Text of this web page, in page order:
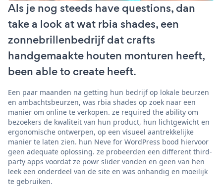
Als je nog steeds have questions, dan
take a look at wat rbia shades, een
zonnebrillenbedrijf dat crafts
handgemaakte houten monturen heeft,
been able to create heeft.
Een paar maanden na getting hun bedrijf op lokale beurzen
en ambachtsbeurzen, was rbia shades op zoek naar een
manier om online te verkopen. ze required the ability om
bezoekers de kwaliteit van hun product, hun lichtgewicht en
ergonomische ontwerpen, op een visueel aantrekkelijke
manier te laten zien. hun Neve for WordPress bood hiervoor
geen adequate oplossing. ze probeerden een different third-
party apps voordat ze powr slider vonden en geen van hen
leek een onderdeel van de site en was onhandig en moeilijk
te gebruiken.